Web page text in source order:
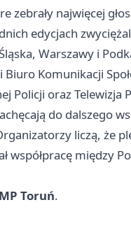
zebrały najwięcej
edycjach
Warszawy i
Komunikacji
Policji oraz Telewizja
do dalszego
liczą, że
współpracę między
Toruń.